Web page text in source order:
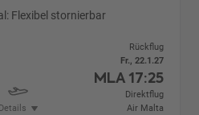
Flexibel stornierbar
Details
Rückflug
Fr., 22.1.27
MLA 17:25
Direktflug
Air Malta